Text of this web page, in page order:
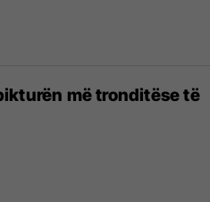
më tronditëse të